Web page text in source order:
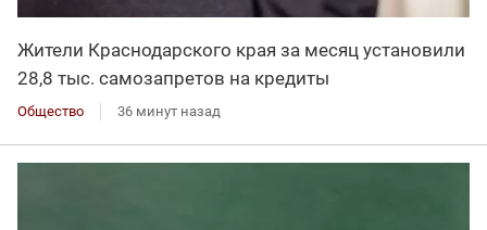
Жители Краснодарского края за месяц установили
28,8 тыс. самозапретов на кредиты
Общество 36 минут назад